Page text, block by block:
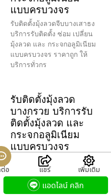
แบบครบวงจร
รับติดตั้งมุ้งลวดจีบบางเสาธง
บริการรับติดตั้ง ซ่อม เปลี่ยน
มุ้งลวด และ กระจกอลูมิเนียม
แบบครบวงจร ราคาถูก ให้
บริการทั่วกร
รับติดตั้งมุ้งลวด
บางกรวย บริการรับ
ติดตั้งมุ้งลวด และ
กระจกอลูมิเนียม
แบบครบวงจร
รับติดตั้งมุ้งลวดบางกรวย
บริการรับติดตั้ง ซ่อม เปลี่ยน
มุ้งลวด และ กระจกอลูมิเนียม
แบบครบวงจร ราคาถูก ให้
อ แชร์ เพิ่มเติม
แอดไลน์ คลิก